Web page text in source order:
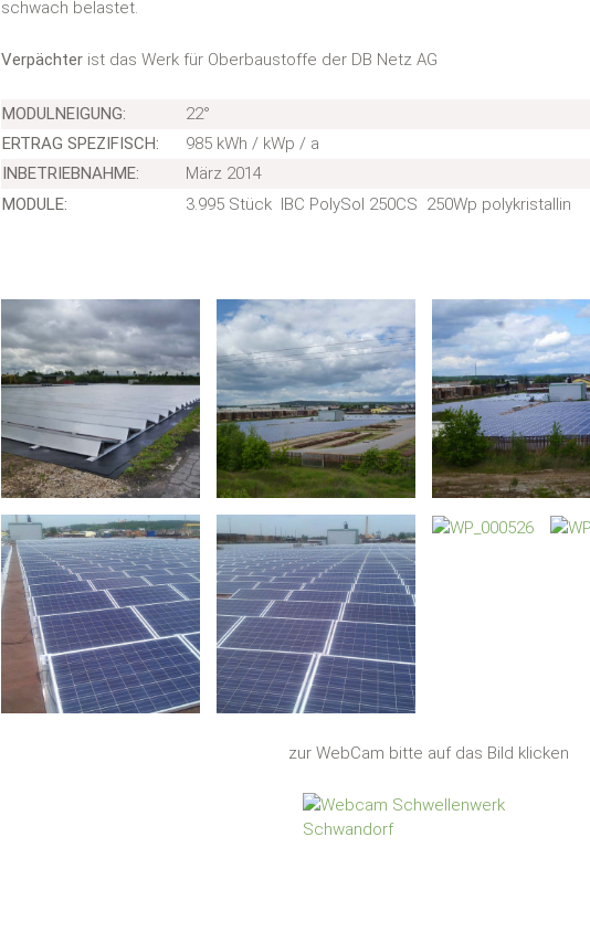
schwach belastet.
Verpächterist das Werk für Oberbaustoffe der DB Netz AG
MODULNEIGUNG:
22°
ERTRAG SPEZIFISCH:
985 kWh / kWp / a
INBETRIEBNAHME:
März 2014
MODULE:
3.995 Stück IBC PolySol 250CS 250Wp polykristallin
zur WebCam bitte auf das Bild klicken